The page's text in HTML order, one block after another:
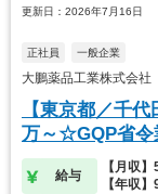
更新日：2026年7月16日
正社員 一般企業
大鵬薬品工業株式会
【東京都／千
万～☆GQP省令
給与
【月収
【年収